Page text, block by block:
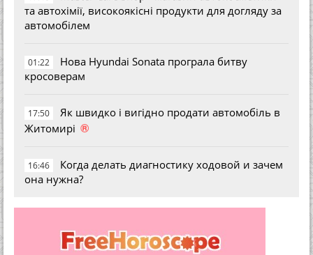
та автохімії, високоякісні продукти для догляду за
автомобілем
01:22
Нова Hyundai Sonata програла битву
кросоверам
17:50
Як швидко і вигідно продати автомобіль в
Житомирі ®
16:46
Когда делать диагностику ходовой и зачем
она нужна?